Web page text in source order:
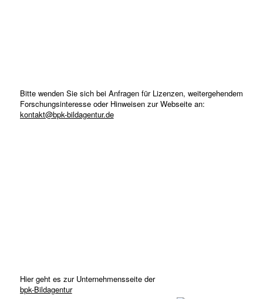
Bitte wenden Sie sich bei Anfragen für Lizenzen, weitergehendem
Forschungsinteresse oder Hinweisen zur Webseite an:
kontakt@bpk-bildagentur.de
Hier geht es zur Unternehmensseite der
bpk-Bildagentur